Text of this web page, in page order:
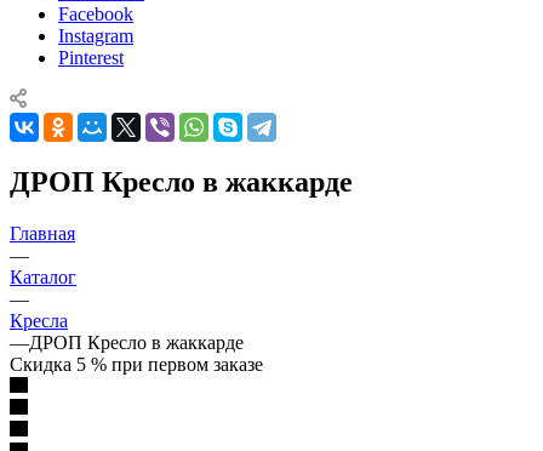
Facebook
Instagram
Pinterest
ДРОП Кресло в жаккарде
Главная
—
Каталог
—
Кресла
—ДРОП Кресло в жаккарде
Скидка 5 % при первом заказе